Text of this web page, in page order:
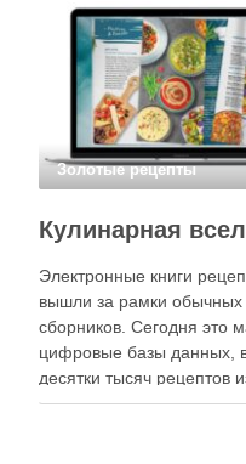
Золотые рецепты
Электронные книги
вышли за рамки обычных
сборников. Сегодня это
цифровые базы данных,
десятки тысяч рецептов
стран мира, с